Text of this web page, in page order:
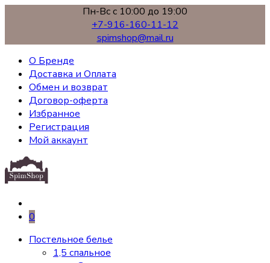
Пн-Вс с 10:00 до 19:00
+7-916-160-11-12
spimshop@mail.ru
О Бренде
Доставка и Оплата
Обмен и возврат
Договор-оферта
Избранное
Регистрация
Мой аккаунт
0
Постельное белье
1,5 спальное